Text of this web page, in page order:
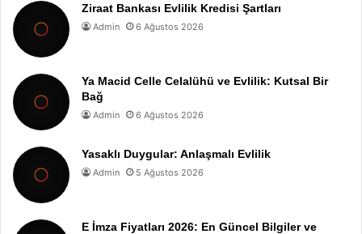
Ziraat Bankası Evlilik Kredisi Şartları
Admin 6 Ağustos 2026
Ya Macid Celle Celalühü ve Evlilik: Kutsal Bir
Bağ
Admin 6 Ağustos 2026
Yasaklı Duygular: Anlaşmalı Evlilik
Admin 5 Ağustos 2026
E İmza Fiyatları 2026: En Güncel Bilgiler ve